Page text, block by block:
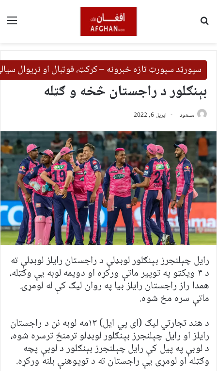
سپورټد سپورټ تازه خبرونه – کرکټ، فوټبال او نړیوال
بېنګلور د راجستان څخه و ګټله
مسعود اپریل 6, 2022
رایل چېلنجرز بېنګلور لوبډلې د راجستان رایلز لوبډلې ته
د ۴ ویکټو په توپیر ماتې ورکړه او دویمه لوبه یې وګټله،
همدا راز راجستان رایلز بیا په روان لیګ کې له لومړۍ
ماتې سره مخ شوه.
د هند تجارتي لیګ (ای پي ایل) ۱۳مه لوبه نن د راجستان
رایلز او رایل چېلنجرز بېنګلور لوبډلو ترمنځ ترسره شوه،
د لوبې په پیل کې رایل چېلنجرز بېنګلور د لوبې پچه
وګټله او لومړی یې راجستان ته د توپوهنې بلنه ورکړه.